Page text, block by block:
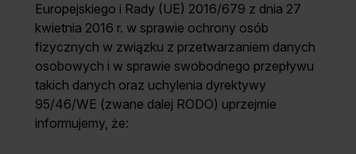
Monterzy
Pliki do pobrania
Biuro prasowe
O nas
Blog
Europejskiego i Rady (UE) 2016/679 z dnia 27
kwietnia 2016 r. w sprawie ochrony osób
fizycznych w związku z przetwarzaniem danych
osobowych i w sprawie swobodnego przepływu
takich danych oraz uchylenia dyrektywy
95/46/WE (zwane dalej RODO) uprzejmie
informujemy, że: